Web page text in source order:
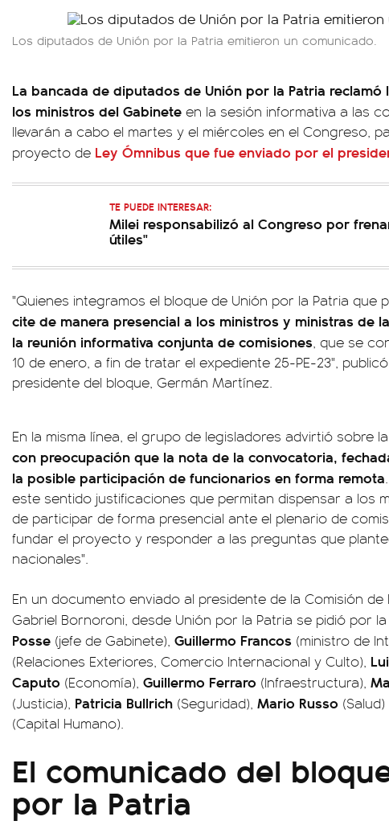
Los diputados de Unión por la Patria emitieron un comunicado.
La bancada de diputados de Unión por la Patria
los ministros del Gabinete en la sesión informativa a las
llevarán a cabo el martes y el miércoles en el Congreso,
proyecto de Ley Ómnibus que fue enviado por el
TE PUEDE INTERESAR:
Milei responsabilizó al Congreso por
útiles"
"Quienes integramos el bloque de Unión por la Patria que
cite de manera presencial a los ministros y ministras de
la reunión informativa conjunta de comisiones, que se
10 de enero, a fin de tratar el expediente 25-PE-23",
presidente del bloque, Germán Martínez.
En la misma línea, el grupo de legisladores advirtió sobre
con preocupación que la nota de la convocatoria,
la posible participación de funcionarios en forma remota
este sentido justificaciones que permitan dispensar a los
de participar de forma presencial ante el plenario de
fundar el proyecto y responder a las preguntas que
nacionales".
En un documento enviado al presidente de la Comisión de
Gabriel Bornoroni, desde Unión por la Patria se pidió por
Posse (jefe de Gabinete), Guillermo Francos (ministro de
(Relaciones Exteriores, Comercio Internacional y Culto),
Caputo (Economía), Guillermo Ferraro (Infraestructura),
(Justicia), Patricia Bullrich (Seguridad), Mario Russo
(Capital Humano).
El comunicado del
por la Patria